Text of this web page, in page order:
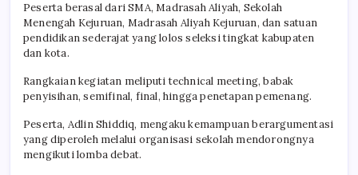
Peserta berasal dari SMA, Madrasah Aliyah, Sekolah
Menengah Kejuruan, Madrasah Aliyah Kejuruan, dan satuan
pendidikan sederajat yang lolos seleksi tingkat kabupaten
dan kota.
Rangkaian kegiatan meliputi technical meeting, babak
penyisihan, semifinal, final, hingga penetapan pemenang.
Peserta, Adlin Shiddiq, mengaku kemampuan berargumentasi
yang diperoleh melalui organisasi sekolah mendorongnya
mengikuti lomba debat.